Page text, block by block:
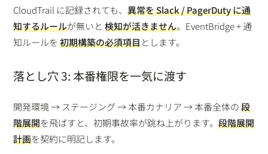
CloudTrail に記録されても、異常を Slack / PagerDuty に通
知するルールが無いと検知が活きません。EventBridge + 通
知ルールを初期構築の必須項目とします。
落とし穴 3: 本番権限を一気に渡す
開発環境 → ステージング → 本番カナリア → 本番全体の段
階展開を飛ばすと、初期事故率が跳ね上がります。段階展開
計画を契約に明記します。